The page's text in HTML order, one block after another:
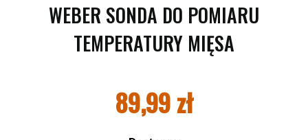
WEBER SONDA DO POMIARU
TEMPERATURY MIĘSA
89,99zł